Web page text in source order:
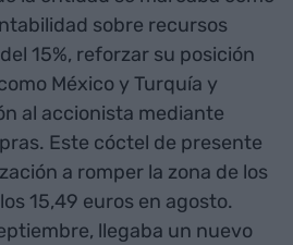
sobre recursos
15%, reforzar su posición
México y Turquía y
al accionista mediante
Este cóctel de presente
a romper la zona de los
15,49 euros en agosto.
llegaba un nuevo